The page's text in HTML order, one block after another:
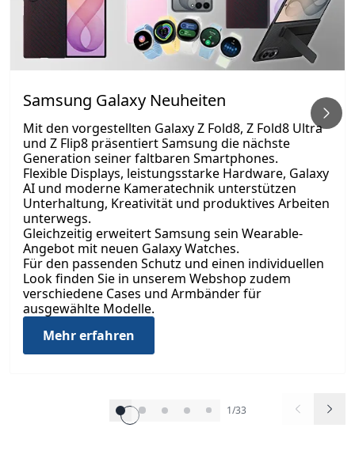
Samsung Galaxy Neuheiten
Mit den vorgestellten Galaxy Z Fold8, Z Fold8 Ultra
und Z Flip8 präsentiert Samsung die nächste
Generation seiner faltbaren Smartphones.
Flexible Displays, leistungsstarke Hardware, Galaxy
AI und moderne Kameratechnik unterstützen
Unterhaltung, Kreativität und produktives Arbeiten
unterwegs.
Gleichzeitig erweitert Samsung sein Wearable-
Angebot mit neuen Galaxy Watches.
Für den passenden Schutz und einen individuellen
Look finden Sie in unserem Webshop zudem
verschiedene Cases und Armbänder für
ausgewählte Modelle.
Mehr erfahren
1/33